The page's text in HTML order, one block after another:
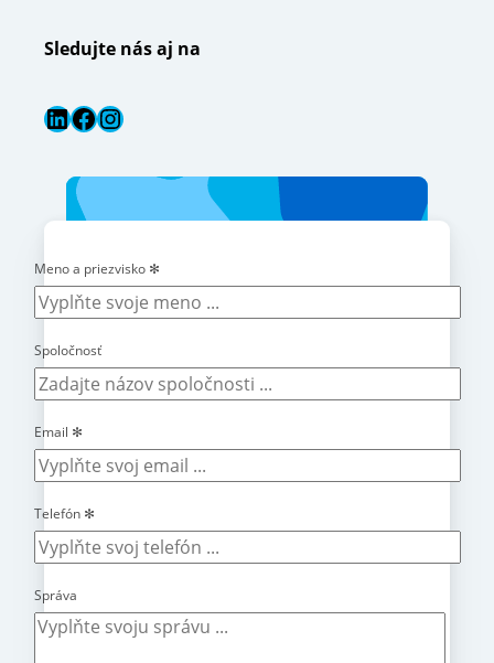
Meno a priezvisko ✻
Spoločnosť
Email ✻
Telefón ✻
Správa
Sledujte nás aj na
LinkedIn Facebook Instagram